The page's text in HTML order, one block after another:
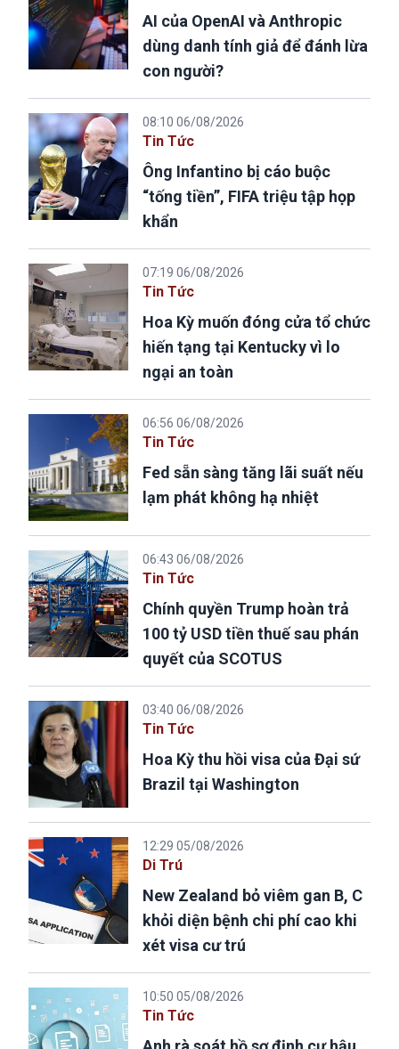
AI của OpenAI và Anthropic
dùng danh tính giả để đánh lừa
con người?
08:10 06/08/2026
Tin Tức
Ông Infantino bị cáo buộc
“tống tiền”, FIFA triệu tập họp
khẩn
07:19 06/08/2026
Tin Tức
Hoa Kỳ muốn đóng cửa tổ chức
hiến tạng tại Kentucky vì lo
ngại an toàn
06:56 06/08/2026
Tin Tức
Fed sẵn sàng tăng lãi suất nếu
lạm phát không hạ nhiệt
06:43 06/08/2026
Tin Tức
Chính quyền Trump hoàn trả
100 tỷ USD tiền thuế sau phán
quyết của SCOTUS
03:40 06/08/2026
Tin Tức
Hoa Kỳ thu hồi visa của Đại sứ
Brazil tại Washington
12:29 05/08/2026
Di Trú
New Zealand bỏ viêm gan B, C
khỏi diện bệnh chi phí cao khi
xét visa cư trú
10:50 05/08/2026
Tin Tức